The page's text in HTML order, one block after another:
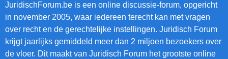
JuridischForum.be is een online discussie-forum, opgericht
in november 2005, waar iedereen terecht kan met vragen
over recht en de gerechtelijke instellingen. Juridisch Forum
krijgt jaarlijks gemiddeld meer dan 2 miljoen bezoekers over
de vloer. Dit maakt van Juridisch Forum het grootste online